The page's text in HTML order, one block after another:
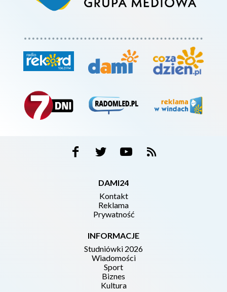
DAMI24
Kontakt
Reklama
Prywatność
INFORMACJE
Studniówki 2026
Wiadomości
Sport
Biznes
Kultura